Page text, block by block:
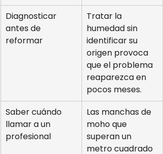
Diagnosticar
antes de
reformar
Tratar la
humedad sin
identificar su
origen provoca
que el problema
reaparezca en
pocos meses.
Saber cuándo
llamar a un
profesional
Las manchas de
moho que
superan un
metro cuadrado